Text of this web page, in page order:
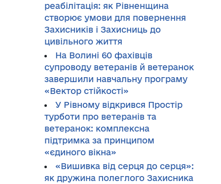
реабілітація: як Рівненщина
створює умови для повернення
Захисників і Захисниць до
цивільного життя
На Волині 60 фахівців
супроводу ветеранів й ветеранок
завершили навчальну програму
«Вектор стійкості»
У Рівному відкрився Простір
турботи про ветеранів та
ветеранок: комплексна
підтримка за принципом
«єдиного вікна»
«Вишивка від серця до серця»:
як дружина полеглого Захисника